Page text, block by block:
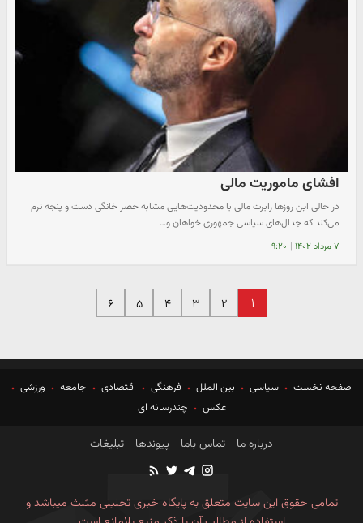
افشای ماموریت مالی
در حالی این روزها رابرت مالی با محدودیت‌هایی مشابه حصر خانگی دست و پنجه نرم
می‌کند که جدال‌های سیاسی جمهوری خواهان و…
۷ مرداد ۱۴۰۲ | ۹:۲۰
۱ ۲ ۳ ۴ ۵ ۶
صفحه نخست سیاسی بین الملل فرهنگی اقتصادی جامعه
ورزشی
عکس
چندرسانه ای
درباره ما تماس باما پیوندها تبلیغات
تمامی حقوق این سایت متعلق به پایگاه خبری تحلیلی مثلث میباشد و